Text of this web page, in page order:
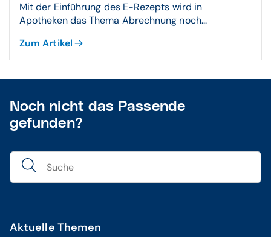
Mit der Einführung des E-Rezepts wird in
Apotheken das Thema Abrechnung noch...
Zum Artikel
Noch nicht das Passende
gefunden?
Aktuelle Themen